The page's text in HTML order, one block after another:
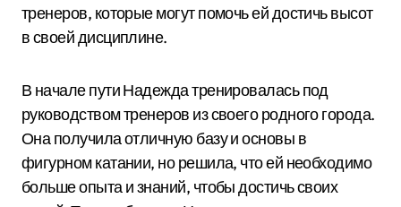
тренеров, которые могут помочь ей достичь высот
в своей дисциплине.
В начале пути Надежда тренировалась под
руководством тренеров из своего родного города.
Она получила отличную базу и основы в
фигурном катании, но решила, что ей необходимо
больше опыта и знаний, чтобы достичь своих